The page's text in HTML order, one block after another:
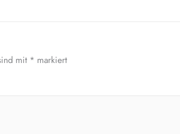
mit * markiert